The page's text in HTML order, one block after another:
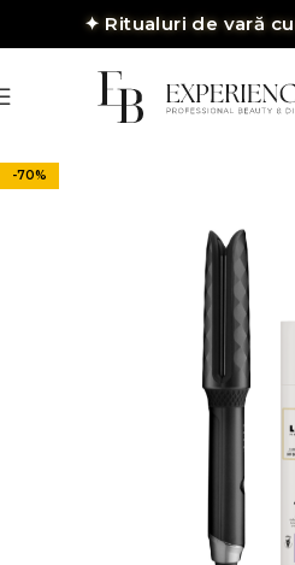
✦ Ritualuri de vară cu
-70%